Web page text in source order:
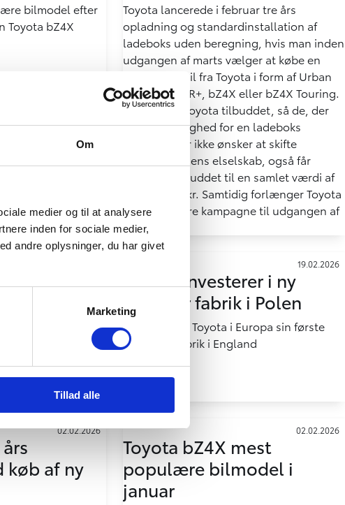
Om
medier og til at analysere
inden for sociale medier,
andre oplysninger, du har givet
Marketing
Tillad alle
bilmodel efter
Toyota bZ4X
Toyota lancerede i februar tre års
opladning og standardinstallation af
ladeboks uden beregning, hvis man inden
udgangen af marts vælger at købe en
fabriksny elbil fra Toyota i form af Urban
Cruiser, C-HR+, bZ4X eller bZ4X Touring.
Nu udvider Toyota tilbuddet, så de, der
ikke har mulighed for en ladeboks
hjemme eller ikke ønsker at skifte
husholdningens elselskab, også får
glæde af tilbuddet til en samlet værdi af
over 25.000 kr. Samtidig forlænger Toyota
den populære kampagne til udgangen af
april.
februar
den
og placerer sig i
i Danmark med
19.02.2026
Toyota investerer i ny
cirkulær fabrik i Polen
I fjor åbnede Toyota i Europa sin første
cirkulære fabrik i England
02.02.2026
køb af ny
02.02.2026
Toyota bZ4X mest
populære bilmodel i
januar